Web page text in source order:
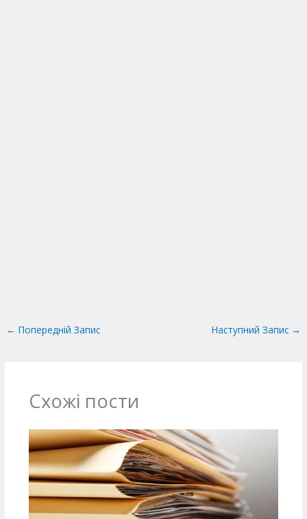
← Попередній Запис Наступний Запис →
Схожі пости